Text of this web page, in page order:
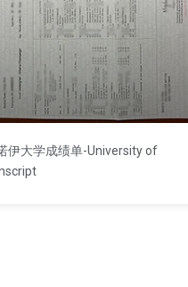
伊大学成绩单-University of